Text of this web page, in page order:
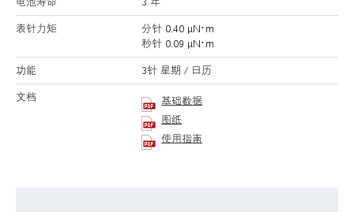
表针力矩
分针 0.40 μN･m
秒针 0.09 μN･m
功能 3针 星期 / 日历
文档
基础数据
图纸
使用指南